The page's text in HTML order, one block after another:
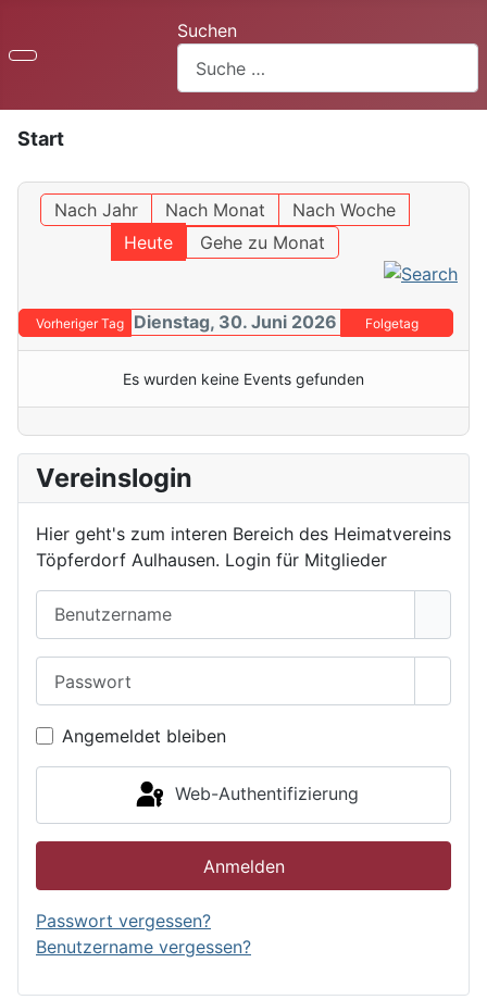
Suchen
Start
Nach Jahr Nach Monat
Nach Woche
Heute
Gehe zu Monat
Vorheriger Tag Dienstag, 30. Juni 2026 Folgetag
Es wurden keine Events gefunden
Vereinslogin
Hier geht's zum interen Bereich des Heimatvereins
Töpferdorf Aulhausen. Login für Mitglieder
Angemeldet bleiben
Web-Authentifizierung
Anmelden
Passwort vergessen?
Benutzername vergessen?